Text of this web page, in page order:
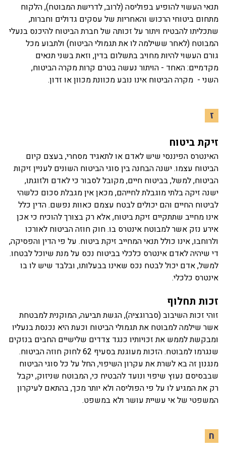
תנאי העשוי להופיע בפוליסה (לרוב, לדרישת המבוטח), הלקוח
מתחום ביטוחי הרכוש והאחריות של עסקים גדולים וחברות,
שתכליתו להבטיח ויתור על זכותה של חברת הביטוח להיכנס בנעלי
המבוטח (לאחר ששילמה לו את תגמולי הביטוח) ולתבוע מכל
גורם העשוי להיות מחויב בתשלום בדין, וזאת בשני תנאים
מקדמיים: האחד - הויתור נעשה בטרם קרות מקרה הביטוח,
השני - מקרה הביטוח אינו נובע מכוונת מכוון או זדון.
ז
זיקת ביטוח
האינטרס הפיננסי שיש לאדם או לתאגיד מסחרי, בעצם קיום
הביטוח עצמו. ישנה הבחנה בין סוגי הביטוח השונים לעניין זיקות
הביטוח, למשל, בביטוח חיים, מקובל לסבור כי לאדם ולזוגתו,
ישנה זיקה בלתי מוגבלת לחייהם, מכאן אין מגבלת סכום כלשהי
לביטוח החיים והם יכולים לבטח עצמם כאוות נפשם. הדין כלל
אינו מחייב שתתקיים זיקת ביטוח, אלא רק בצורך להוכיח כי אכן
אירע נזק אשר למבוטח אינטרס בו. חוק חוזה הביטוח לאורכו
ולרוחבו, אינו כולל תנאי המחייב זיקת ביטוח. על פי הדין והפסיקה,
די שיהיה לאדם אינטרס כלכלי בביטוח נכס על מנת שיוכל לבטחו.
למשל, אדם יכול לבטח נכס שאינו בבעלותו, ובלבד שיש לו בו
אינטרס כלכלי.
זכות תחלוף
זוהי זכות השיבוב (סברוגציה), הגשת תביעה, המוקנית למבטחת
אשר שילמה למבוטח את תגמולי הביטוח וכעת היא נכנסת בנעליו
ומבקשת לממש את זכויותיו כנגד צדדים שלישיים החבים בנזקים
שנגרמו למבוטח. הזכות מעוגנת בסעיף 62 לחוק חוזה הביטוח.
מנגנון זה בא לשרת את עקרון השיפוי, החל על כל סוגי הביטוח
שבבסיסם נעוץ שיפוי ונועד להבטיח כי, המבוטח שניזוק, יקבל
רק את המגיע לו על פי הפוליסה ולא יותר מכך, בהתאם לעיקרון
המשפטי של אי עשיית עושר ולא במשפט.
ח